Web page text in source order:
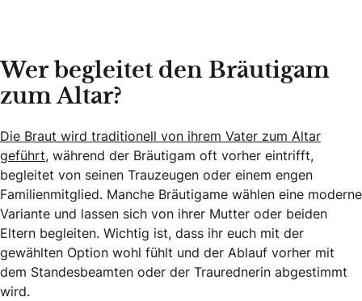
Wer begleitet den Bräutigam
zum Altar?
Die Braut wird traditionell von ihrem Vater zum Altar
geführt, während der Bräutigam oft vorher eintrifft,
begleitet von seinen Trauzeugen oder einem engen
Familienmitglied. Manche Bräutigame wählen eine moderne
Variante und lassen sich von ihrer Mutter oder beiden
Eltern begleiten. Wichtig ist, dass ihr euch mit der
gewählten Option wohl fühlt und der Ablauf vorher mit
dem Standesbeamten oder der Traurednerin abgestimmt
wird.